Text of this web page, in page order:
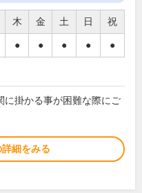
木 金 土 日 祝
● ● ● ● ●
に掛かる事が困難な際にご
細をみる